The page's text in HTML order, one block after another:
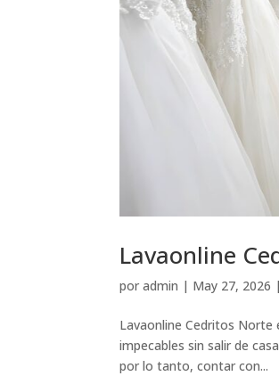
Lavaonline
poradmin | May 27, 2026 |
Lavaonline Cedritos Norte
impecables sin salir de
por lo tanto, contar con...